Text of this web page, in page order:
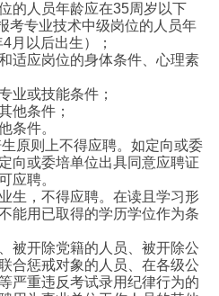
的人员年龄应在35周岁以下
考专业技术中级岗位的人员年
月以后出生）；
适应岗位的身体条件、心理素
业或技能条件；
他条件；
条件。
原则上不得应聘。如定向或委
向或委培单位出具同意应聘证
应聘。
生，不得应聘。在读且学习形
能用已取得的学历学位作为条
被开除党籍的人员、被开除公
合惩戒对象的人员、在各级公
严重违反考试录用纪律行为的